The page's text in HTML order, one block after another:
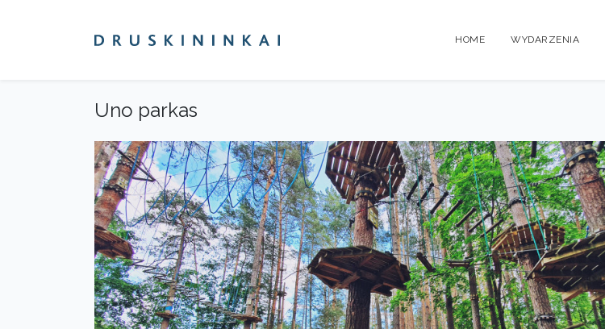
HOME WYDARZENIA
Uno parkas